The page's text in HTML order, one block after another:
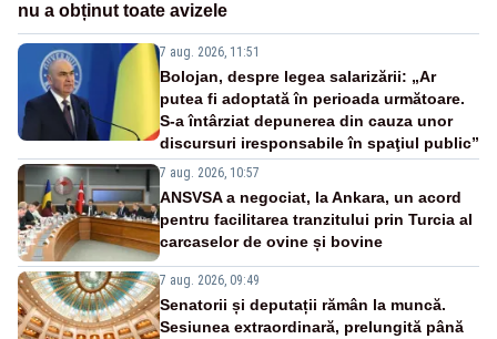
nu a obținut toate avizele
7 aug. 2026, 11:51
Bolojan, despre legea salarizării: „Ar
putea fi adoptată în perioada următoare.
S-a întârziat depunerea din cauza unor
discursuri iresponsabile în spaţiul public”
7 aug. 2026, 10:57
ANSVSA a negociat, la Ankara, un acord
pentru facilitarea tranzitului prin Turcia al
carcaselor de ovine și bovine
7 aug. 2026, 09:49
Senatorii și deputații rămân la muncă.
Sesiunea extraordinară, prelungită până